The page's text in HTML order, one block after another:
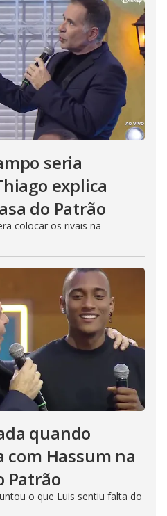
seria
explica
do Patrão
colocar os rivais na
quando
com Hassum na
Patrão
o que Luis sentiu falta do